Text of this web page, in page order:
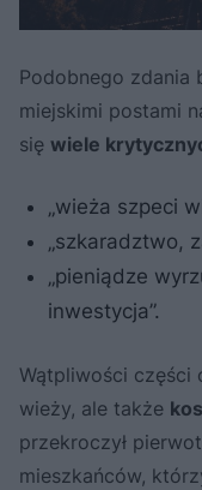
Podobnego zdania
miejskimi postami
się wiele
„wieża szpeci
„szkaradztwo,
„pieniądze
inwestycja”.
Wątpliwości części
wieży, ale także
przekroczył
mieszkańców,